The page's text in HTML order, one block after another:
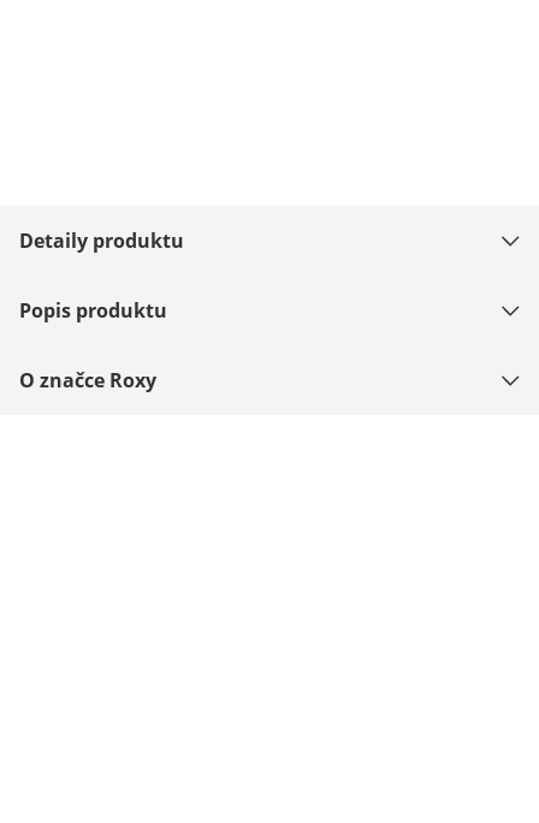
Detaily produktu
Popis produktu
O značce Roxy